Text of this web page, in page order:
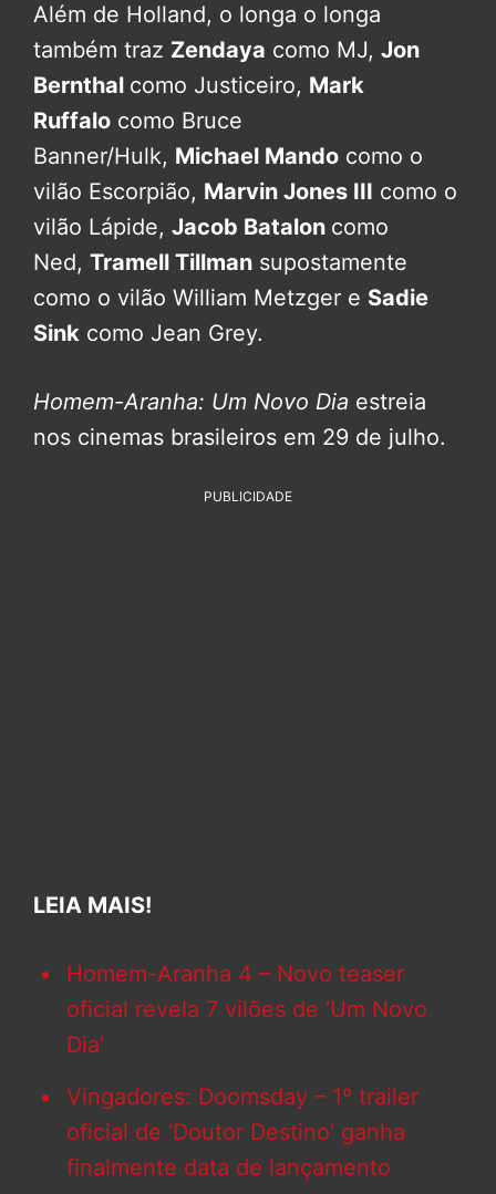
Além de Holland, o longa o longa
também traz Zendaya como MJ, Jon
Bernthal como Justiceiro, Mark
Ruffalo como Bruce
Banner/Hulk, Michael Mando como o
vilão Escorpião, Marvin Jones III como o
vilão Lápide, Jacob Batalon como
Ned, Tramell Tillman supostamente
como o vilão William Metzger e Sadie
Sink como Jean Grey.
Homem-Aranha: Um Novo Dia estreia
nos cinemas brasileiros em 29 de julho.
PUBLICIDADE
LEIA MAIS!
Homem-Aranha 4 – Novo teaser
oficial revela 7 vilões de ‘Um Novo
Dia’
Vingadores: Doomsday – 1º trailer
oficial de ‘Doutor Destino’ ganha
finalmente data de lançamento